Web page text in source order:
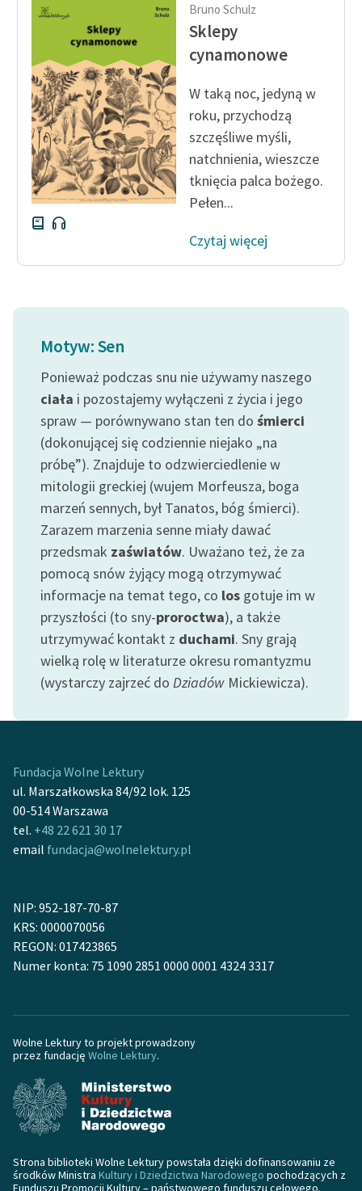
Bruno Schulz
Sklepy
cynamonowe
W taką noc, jedyną w
roku, przychodzą
szczęśliwe myśli,
natchnienia, wieszcze
tknięcia palca bożego.
Pełen...
Czytaj więcej
Motyw: Sen
Ponieważ podczas snu nie używamy naszego
ciała i pozostajemy wyłączeni z życia i jego
spraw — porównywano stan ten do śmierci
(dokonującej się codziennie niejako „na
próbę”). Znajduje to odzwierciedlenie w
mitologii greckiej (wujem Morfeusza, boga
marzeń sennych, był Tanatos, bóg śmierci).
Zarazem marzenia senne miały dawać
przedsmak zaświatów. Uważano też, że za
pomocą snów żyjący mogą otrzymywać
informacje na temat tego, co los gotuje im w
przyszłości (to sny-proroctwa), a także
utrzymywać kontakt z duchami. Sny grają
wielką rolę w literaturze okresu romantyzmu
(wystarczy zajrzeć do Dziadów Mickiewicza).
Fundacja Wolne Lektury
ul. Marszałkowska 84/92 lok. 125
00-514 Warszawa
tel. +48 22 621 30 17
email fundacja@wolnelektury.pl
NIP: 952-187-70-87
KRS: 0000070056
REGON: 017423865
Numer konta: 75 1090 2851 0000 0001 4324 3317
Wolne Lektury to projekt prowadzony
przez fundację Wolne Lektury.
Strona biblioteki Wolne Lektury powstała dzięki dofinansowaniu ze
środków Ministra Kultury i Dziedzictwa Narodowego pochodzących z
Funduszu Promocji Kultury – państwowego funduszu celowego.